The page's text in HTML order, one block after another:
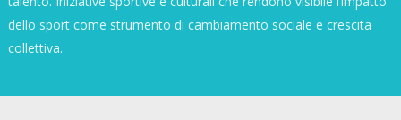
dello sport come strumento di cambiamento sociale e crescita
collettiva.